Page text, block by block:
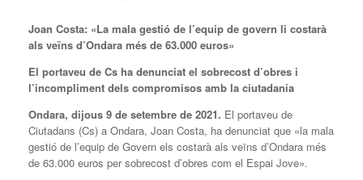
Joan Costa: «La mala gestió de l’equip de govern li costarà
als veïns d’Ondara més de 63.000 euros»
El portaveu de Cs ha denunciat el sobrecost d’obres i
l’incompliment dels compromisos amb la ciutadania
Ondara, dijous 9 de setembre de 2021. El portaveu de
Ciutadans (Cs) a Ondara, Joan Costa, ha denunciat que «la mala
gestió de l’equip de Govern els costarà als veïns d’Ondara més
de 63.000 euros per sobrecost d’obres com el Espai Jove».